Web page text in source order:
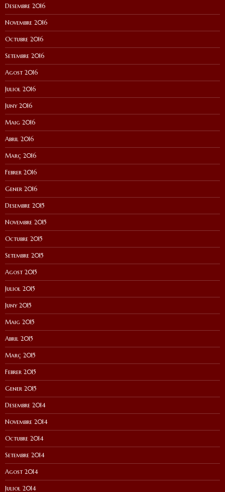
Desembre 2016
Novembre 2016
Octubre 2016
Setembre 2016
Agost 2016
Juliol 2016
Juny 2016
Maig 2016
Abril 2016
Març 2016
Febrer 2016
Gener 2016
Desembre 2015
Novembre 2015
Octubre 2015
Setembre 2015
Agost 2015
Juliol 2015
Juny 2015
Maig 2015
Abril 2015
Març 2015
Febrer 2015
Gener 2015
Desembre 2014
Novembre 2014
Octubre 2014
Setembre 2014
Agost 2014
Juliol 2014